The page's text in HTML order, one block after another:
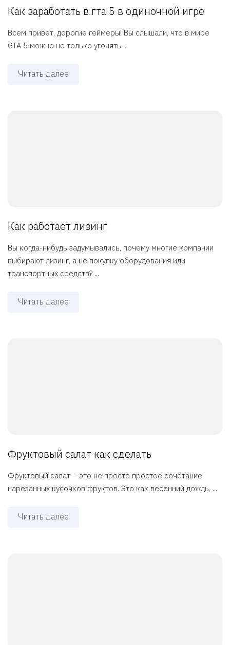
Как заработать в гта 5 в одиночной игре
Всем привет, дорогие геймеры! Вы слышали, что в мире
GTA 5 можно не только угонять ...
Читать далее
Как работает лизинг
Вы когда-нибудь задумывались, почему многие компании
выбирают лизинг, а не покупку оборудования или
транспортных средств? ...
Читать далее
Фруктовый салат как сделать
Фруктовый салат – это не просто простое сочетание
нарезанных кусочков фруктов. Это как весенний дождь, ...
Читать далее